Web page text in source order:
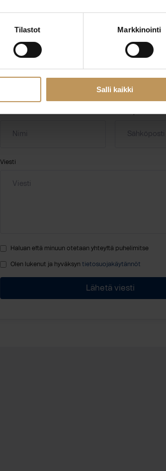
Tilastot Markkinointi
Salli kaikki
Viesti
Haluan että minuun otetaan yhteyttä puhelimitse
Olen lukenut ja hyväksyntietosuojakäytännöt